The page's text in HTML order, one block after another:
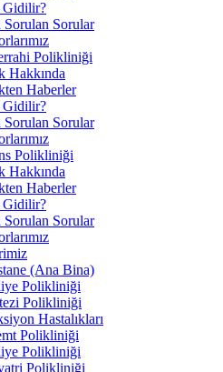
Gidilir?
Sorulan Sorular
Polikliniği
Hakkında
Haberler
Gidilir?
Sorulan Sorular
Polikliniği
Hakkında
Haberler
Gidilir?
Sorulan Sorular
(Ana Bina)
Polikliniği
Polikliniği
Hastalıkları
Polikliniği
Polikliniği
Polikliniği